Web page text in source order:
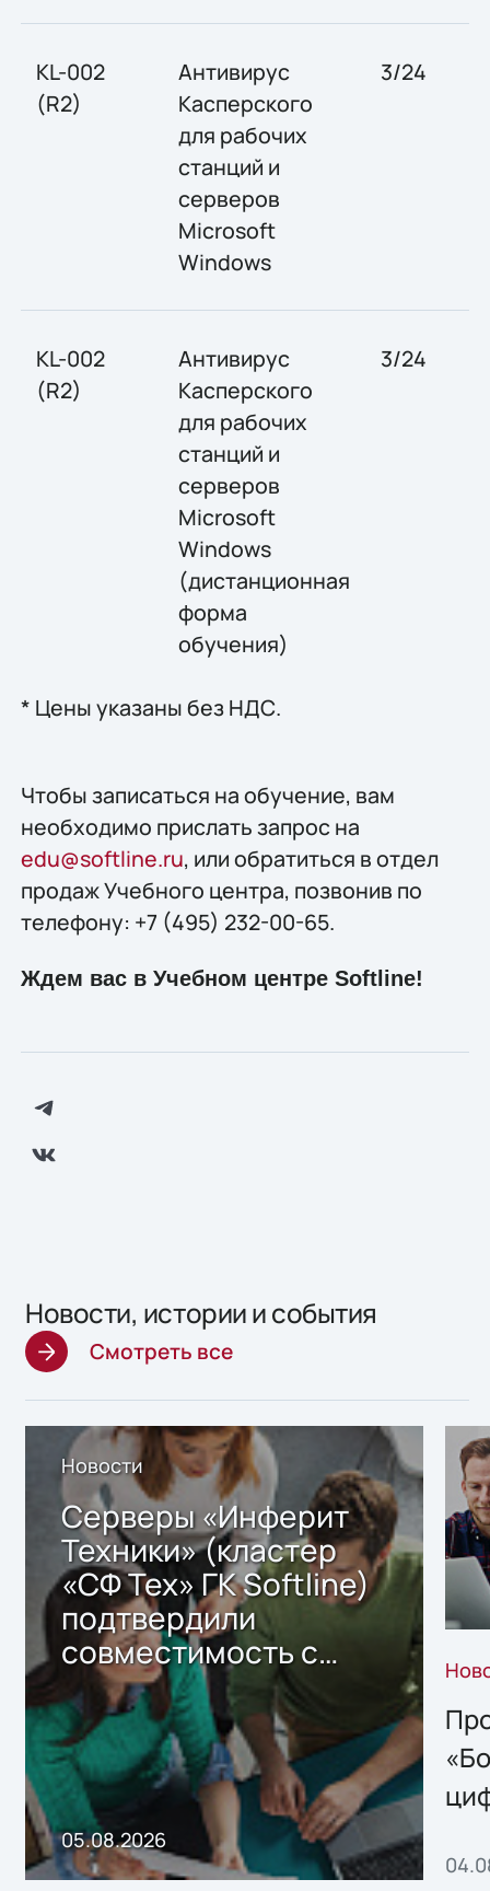
KL-002
(R2)
Антивирус
Касперского
для рабочих
станций и
серверов
Microsoft
Windows
3/24
KL-002
(R2)
Антивирус
Касперского
для рабочих
станций и
серверов
Microsoft
Windows
(дистанционная
форма
обучения)
3/24
* Цены указаны без НДС.
Чтобы записаться на обучение, вам
необходимо прислать запрос на
edu@softline.ru, или обратиться в отдел
продаж Учебного центра, позвонив по
телефону: +7 (495) 232-00-65.
Ждем вас в Учебном центре Softline!
Новости, истории и события
Смотреть все
Новости
Серверы «Инферит
Техники» (кластер
«СФ Тех» ГК Softline)
подтвердили
совместимость с
решением Sharx
Storage 2.x для
хранения данных
05.08.2026